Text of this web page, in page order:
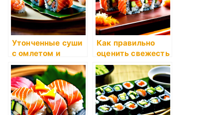
Утонченные суши
с омлетом и
тигровой
креветкой
Как правильно
оценить свежесть
рыбы для суши?